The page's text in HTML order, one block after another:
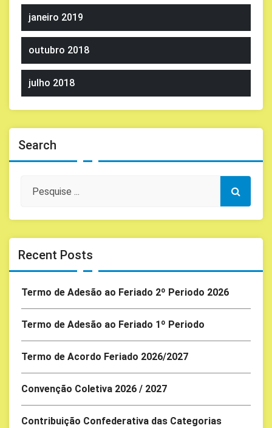
janeiro 2019
outubro 2018
julho 2018
Search
Recent Posts
Termo de Adesão ao Feriado 2º Periodo 2026
Termo de Adesão ao Feriado 1º Periodo
Termo de Acordo Feriado 2026/2027
Convenção Coletiva 2026 / 2027
Contribuição Confederativa das Categorias